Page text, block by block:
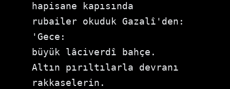
hapisane kapısında
rubailer okuduk Gazalî'den:
'Gece:
büyük lâciverdî bahçe.
Altın pırıltılarla devranı
rakkaselerin.